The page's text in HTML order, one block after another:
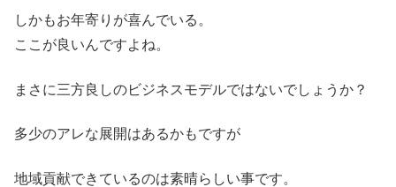
しかもお年寄りが喜んでいる。
ここが良いんですよね。
まさに三方良しのビジネスモデルではないでしょうか？
多少のアレな展開はあるかもですが
地域貢献できているのは素晴らしい事です。